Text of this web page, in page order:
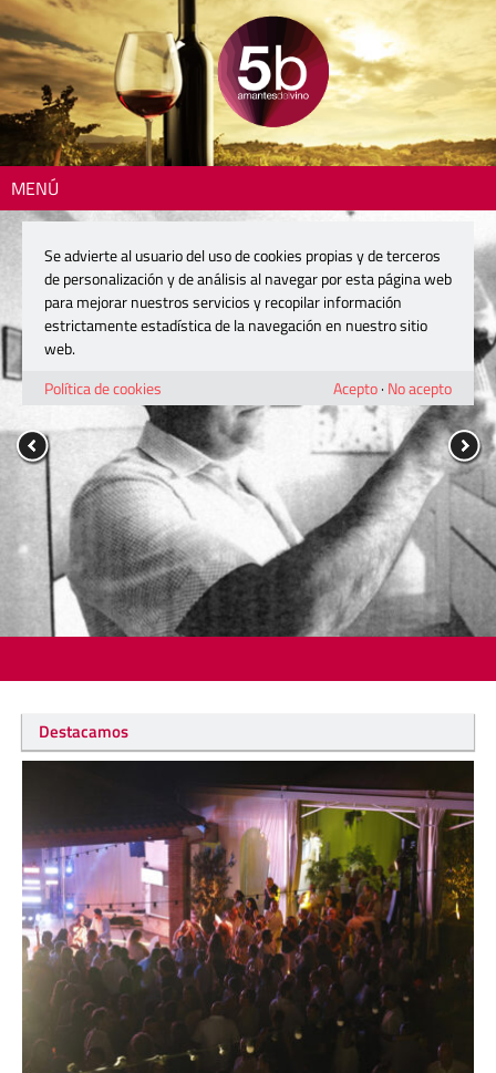
MENÚ
Destacamos
Se advierte al usuario del uso de cookies propias y de terceros
de personalización y de análisis al navegar por esta página web
para mejorar nuestros servicios y recopilar información
estrictamente estadística de la navegación en nuestro sitio
web.
Política de cookies
Acepto· No acepto